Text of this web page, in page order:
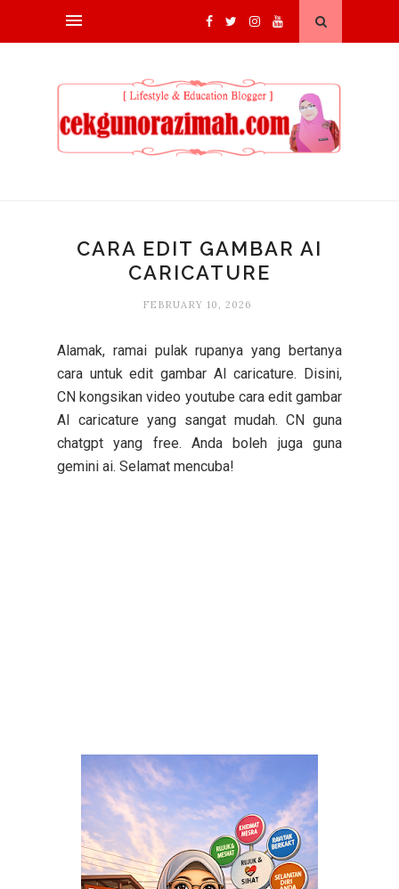
CARA EDIT GAMBAR AI
CARICATURE
FEBRUARY 10, 2026
Alamak, ramai pulak rupanya yang bertanya
cara untuk edit gambar AI caricature. Disini,
CN kongsikan video youtube cara edit gambar
AI caricature yang sangat mudah. CN guna
chatgpt yang free. Anda boleh juga guna
gemini ai. Selamat mencuba!